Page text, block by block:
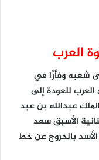
العرب
شعبه وفأرًا في
للعودة إلى
عبدالله بن عبد
الأسبق سعد
لإقناع الأسد بالخروج عن خط